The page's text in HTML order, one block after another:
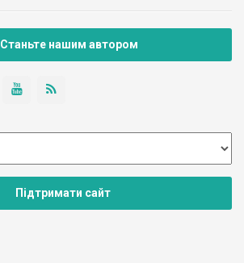
Станьте нашим автором
Підтримати сайт